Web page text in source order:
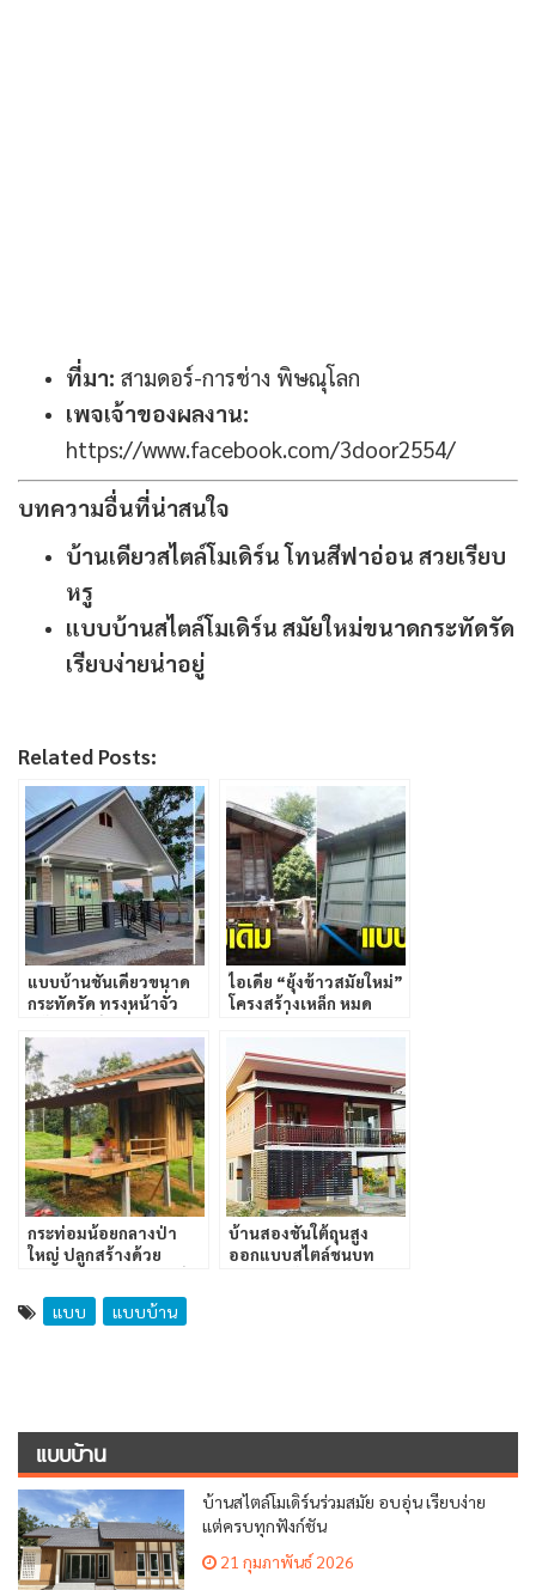
ที่มา: สามดอร์-การช่าง พิษณุโลก
เพจเจ้าของผลงาน:
https://www.facebook.com/3door2554/
บทความอื่นที่น่าสนใจ
บ้านเดียวสไตล์โมเดิร์น โทนสีฟาอ่อน สวยเรียบ
หรู
แบบบ้านสไตล์โมเดิร์น สมัยใหม่ขนาดกระทัดรัด
เรียบง่ายน่าอยู่
Related Posts:
แบบบ้านชั้นเดียวขนาด
กระทัดรัด ทรงหน้าจั่ว
ไอเดีย “ยุ้งข้าวสมัยใหม่”
โครงสร้างเหล็ก หมด
กระท่อมน้อยกลางป่า
ใหญ่ ปลูกสร้างด้วย
มากๆ
บ้านสองชั้นใต้ถุนสูง
ออกแบบสไตล์ชนบท
แบบ แบบบ้าน
แบบบ้าน
บ้านสไตล์โมเดิร์นร่วมสมัย อบอุ่น เรียบง่าย
แต่ครบทุกฟังก์ชัน
21 กุมภาพันธ์ 2026